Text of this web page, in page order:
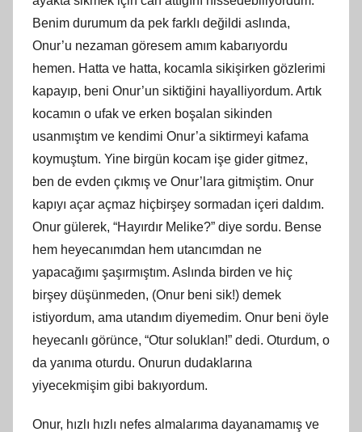
Benim durumum da pek farklı değildi aslında,
Onur’u nezaman göresem amım kabarıyordu
hemen. Hatta ve hatta, kocamla sikişirken gözlerimi
kapayıp, beni Onur’un siktiğini hayalliyordum. Artık
kocamın o ufak ve erken boşalan sikinden
usanmıştım ve kendimi Onur’a siktirmeyi kafama
koymuştum. Yine birgün kocam işe gider gitmez,
ben de evden çıkmış ve Onur’lara gitmiştim. Onur
kapıyı açar açmaz hiçbirşey sormadan içeri daldım.
Onur gülerek, “Hayırdır Melike?” diye sordu. Bense
hem heyecanımdan hem utancımdan ne
yapacağımı şaşırmıştım. Aslında birden ve hiç
birşey düşünmeden, (Onur beni sik!) demek
istiyordum, ama utandım diyemedim. Onur beni öyle
heyecanlı görünce, “Otur soluklan!” dedi. Oturdum, o
da yanıma oturdu. Onurun dudaklarına
yiyecekmişim gibi bakıyordum.
Onur, hızlı hızlı nefes almalarıma dayanamamış ve